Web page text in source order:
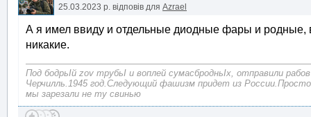
25.03.2023 р. відповів для Azrael
А я имел ввиду и отдельные диодные фары и родные,
никакие.
Под бодрьІй zov трубьІ и воплей сумасбродньІх, отправили
Черчилль.1945 год.Следующий фашизм придет из
мы зарезали не ту свинью